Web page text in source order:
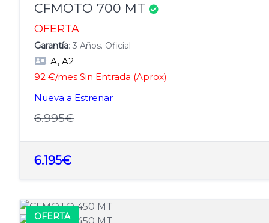
CFMOTO 700 MT
OFERTA
Garantía: 3 Años. Oficial
: A, A2
92 €/mes Sin Entrada (Aprox)
Nueva a Estrenar
6.995€
6.195€
OFERTA